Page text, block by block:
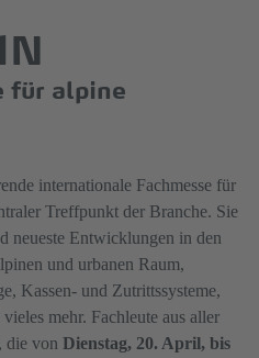
für alpine
internationale Fachmesse für
Treffpunkt der Branche. Sie
neueste Entwicklungen in den
und urbanen Raum,
Kassen- und Zutrittssysteme,
mehr. Fachleute aus aller
die von Dienstag, 20. April, bis